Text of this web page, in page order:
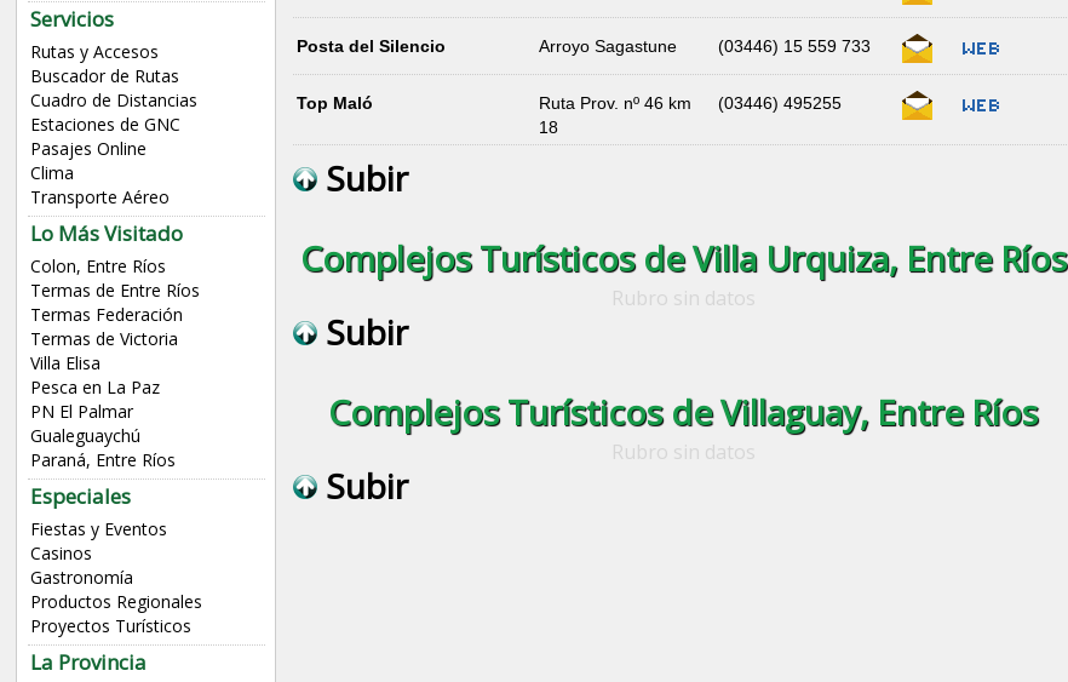
Servicios
Rutas y Accesos
Buscador de Rutas
Cuadro de Distancias
Estaciones de GNC
Pasajes Online
Clima
Transporte Aéreo
Lo Más Visitado
Colon, Entre Ríos
Termas de Entre Ríos
Termas Federación
Termas de Victoria
Villa Elisa
Pesca en La Paz
PN El Palmar
Gualeguaychú
Paraná, Entre Ríos
Especiales
Fiestas y Eventos
Casinos
Gastronomía
Productos Regionales
Proyectos Turísticos
La Provincia
Posta del Silencio Arroyo Sagastune (03446) 15 559 733
Top Maló
Ruta Prov. nº 46 km
18
(03446) 495255
Subir
Complejos Turísticos de Villa Urquiza, Entre Ríos
Rubro sin datos
Subir
Complejos Turísticos de Villaguay, Entre Ríos
Rubro sin datos
Subir